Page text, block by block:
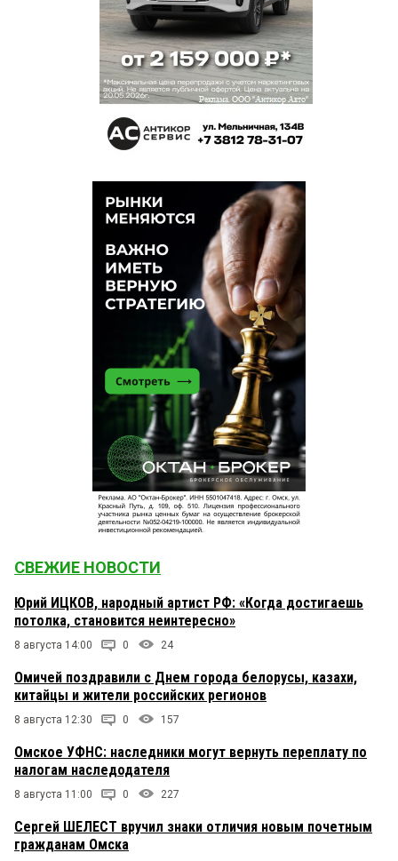
СВЕЖИЕ НОВОСТИ
Юрий ИЦКОВ, народный артист РФ: «Когда достигаешь
потолка, становится неинтересно»
8 августа 14:00 0 24
Омичей поздравили с Днем города белорусы, казахи,
китайцы и жители российских регионов
8 августа 12:30 0 157
Омское УФНС: наследники могут вернуть переплату по
налогам наследодателя
8 августа 11:00 0 227
Сергей ШЕЛЕСТ вручил знаки отличия новым почетным
гражданам Омска